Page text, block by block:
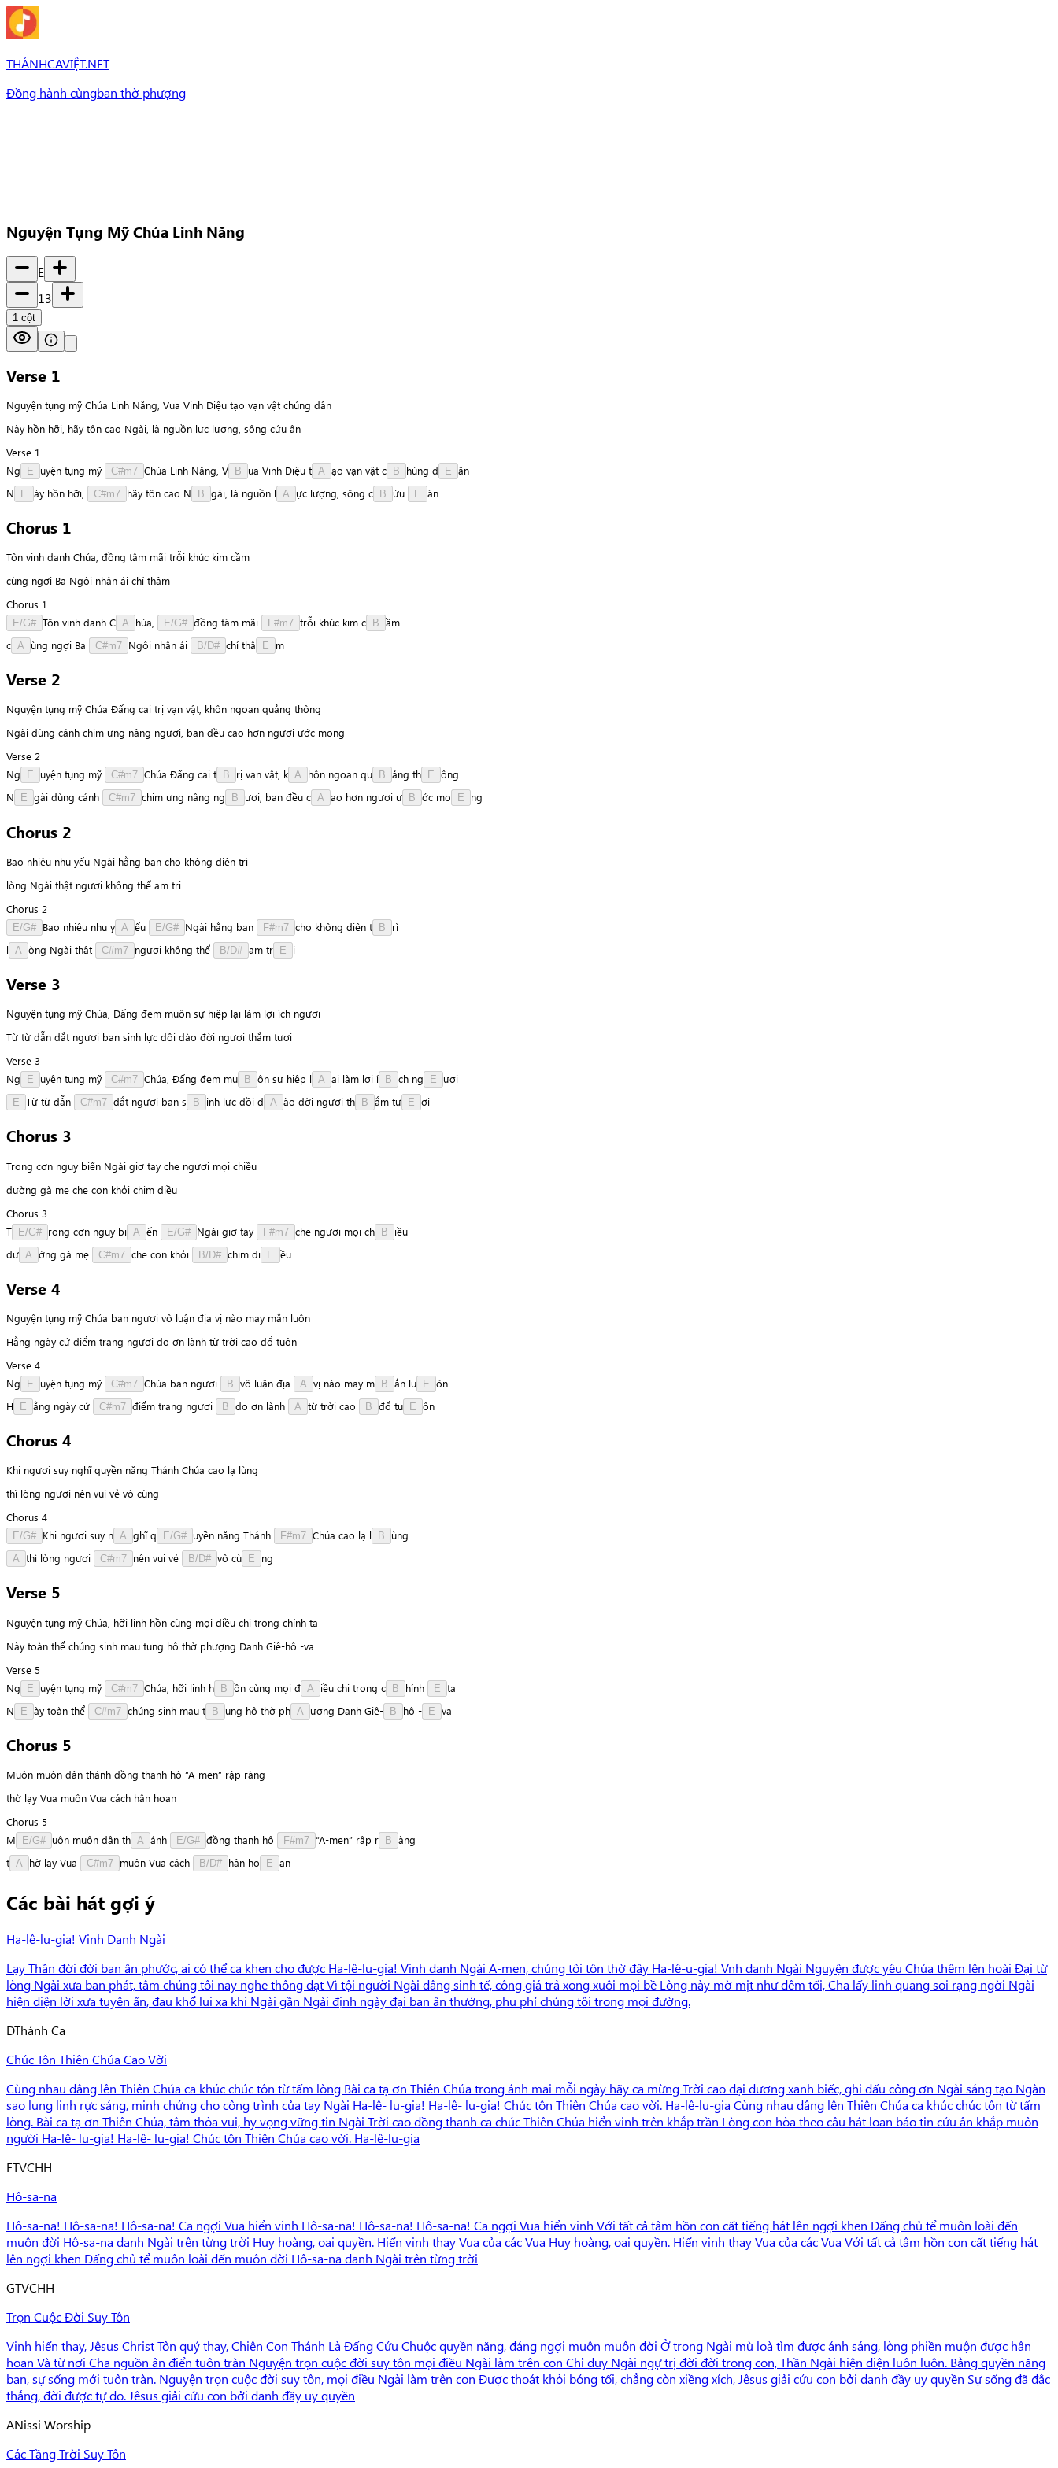
THÁNHCAVIỆT.NET
Đồng hành cùngban thờ phượng
Nguyện Tụng Mỹ Chúa Linh Năng
E
13
1 cột
Verse 1
Nguyện tụng mỹ Chúa Linh Năng, Vua Vinh Diệu tạo vạn vật chúng dân
Này hồn hỡi, hãy tôn cao Ngài, là nguồn lực lượng, sông cứu ân
Verse 1
Ng E uyện tụng mỹ C#m7 Chúa Linh Năng, V B ua Vinh Diệu t A ạo vạn vật c B húng d E ân
N
E ày hồn hỡi, C#m7 hãy tôn cao N B gài là nguồn l A ực lượng, sông c B ứu E ân
Chorus 1
Tôn vinh danh Chúa, đồng tâm mãi trỗi khúc kim cầm
cùng ngợi Ba Ngôi nhân ái chí thâm
Chorus 1
E/G# Tôn vinh danh C A húa E/G# đồng tâm mãi F#m7 trỗi khúc kim c B ầm
c A ùng ngợi Ba C#m7 Ngôi nhân ái B/D# chí thâ E m
Verse 2
Nguyện tụng mỹ Chúa Đấng cai trị vạn vật, khôn ngoan quảng thông
Ngài dùng cánh chim ưng nâng ngươi, ban đều cao hơn ngươi ước mong
Verse 2
Ng E uyện tụng mỹ C#m7 Chúa Đấng cai t B rị vạn vật, k A hôn ngoan qu B ảng th E ông
N
E gài dùng cánh C#m7 chim ưng nâng ng B ươi, ban đều c A ao hơn ngươi ư B ớc mo E ng
Chorus 2
Bao nhiêu nhu yếu Ngài hằng ban cho không diên trì
lòng Ngài thật ngươi không thể am tri
Chorus 2
E/G# Bao nhiêu nhu y A ếu E/G# Ngài hằng ban F#m7 cho không diên t B rì
l A òng Ngài thật C#m7 ngươi không thể B/D# am tr E i
Verse 3
Nguyện tụng mỹ Chúa, Đấng đem muôn sự hiệp lại làm lợi ích ngươi
Từ từ dẫn dắt ngươi ban sinh lực dồi dào đời ngươi thắm tươi
Verse 3
Ng E uyện tụng mỹ C#m7 Chúa Đấng đem mu B ôn sự hiệp l A ại làm lợi í B ch ng E ươi
E Từ từ dẫn C#m7 dắt ngươi ban s B inh lực dồi d A ào đời ngươi th B ắm tư E ơi
Chorus 3
Trong cơn nguy biến Ngài giơ tay che ngươi mọi chiều
dường gà mẹ che con khỏi chim diều
Chorus 3
T E/G# rong cơn nguy bi A ến E/G# Ngài giơ tay F#m7 che ngươi mọi ch B iều
dư A ờng gà mẹ C#m7 che con khỏi B/D# chim di E ều
Verse 4
Nguyện tụng mỹ Chúa ban ngươi vô luận địa vị nào may mắn luôn
Hằng ngày cứ điểm trang ngươi do ơn lành từ trời cao đổ tuôn
Verse 4
Ng E uyện tụng mỹ C#m7 Chúa ban ngươi B vô luận địa A vị nào may m B ắn lu E ôn
H
E ằng ngày cứ C#m7 điểm trang ngươi B do ơn lành A từ trời cao B đổ tu E ôn
Chorus 4
Khi ngươi suy nghĩ quyền năng Thánh Chúa cao lạ lùng
thì lòng ngươi nên vui vẻ vô cùng
Chorus 4
E/G# Khi ngươi suy n A ghĩ q E/G# uyền năng Thánh F#m7 Chúa cao lạ l B ùng
A thì lòng ngươi C#m7 nên vui vẻ B/D# vô cù E ng
Verse 5
Nguyện tụng mỹ Chúa, hỡi linh hồn cùng mọi điều chi trong chính ta
Này toàn thể chúng sinh mau tung hô thờ phượng Danh Giê-hô -va
Verse 5
Ng E uyện tụng mỹ C#m7 Chúa hỡi linh h B ồn cùng mọi đ A iều chi trong c B hính E ta
N
E ày toàn thể C#m7 chúng sinh mau t B ung hô thờ ph A ượng Danh Giê- B hô - E va
Chorus 5
Muôn muôn dân thánh đồng thanh hô “A-men” rập ràng
thờ lạy Vua muôn Vua cách hân hoan
Chorus 5
M
E/G# uôn muôn dân th A ánh E/G# đồng thanh hô F#m7 “A-men” rập r B àng
t A hờ lạy Vua C#m7 muôn Vua cách B/D# hân ho E an
Các bài hát gợi ý
Ha-lê-lu-gia! Vinh Danh Ngài
Lạy Thần đời đời ban ân phước, ai có thể ca khen cho được Ha-lê-lu-gia! Vinh danh Ngài A-men, chúng tôi tôn thờ đây Ha-lê-u-gia! Vnh danh Ngài Nguyện được yêu Chúa thêm lên hoài Đại từ
lòng Ngài xưa ban phát, tâm chúng tôi nay nghe thông đạt Vì tội người Ngài dâng sinh tế, công giá trả xong xuôi mọi bề Lòng này mờ mịt như đêm tối, Cha lấy linh quang soi rạng ngời Ngài
hiện diện lời xưa tuyên ấn, đau khổ lui xa khi Ngài gần Ngài định ngày đại ban ân thưởng, phu phỉ chúng tôi trong mọi đường.
DThánh Ca
Chúc Tôn Thiên Chúa Cao Vời
Cùng nhau dâng lên Thiên Chúa ca khúc chúc tôn từ tấm lòng Bài ca tạ ơn Thiên Chúa trong ánh mai mỗi ngày hãy ca mừng Trời cao đại dương xanh biếc, ghi dấu công ơn Ngài sáng tạo Ngàn
sao lung linh rực sáng, minh chứng cho công trình của tay Ngài Ha-lê- lu-gia! Ha-lê- lu-gia! Chúc tôn Thiên Chúa cao vời. Ha-lê-lu-gia Cùng nhau dâng lên Thiên Chúa ca khúc chúc tôn từ tấm
lòng. Bài ca tạ ơn Thiên Chúa, tâm thỏa vui, hy vọng vững tin Ngài Trời cao đồng thanh ca chúc Thiên Chúa hiển vinh trên khắp trần Lòng con hòa theo câu hát loan báo tin cứu ân khắp muôn
người Ha-lê- lu-gia! Ha-lê- lu-gia! Chúc tôn Thiên Chúa cao vời. Ha-lê-lu-gia
FTVCHH
Hô-sa-na
Hô-sa-na! Hô-sa-na! Hô-sa-na! Ca ngợi Vua hiển vinh Hô-sa-na! Hô-sa-na! Hô-sa-na! Ca ngợi Vua hiển vinh Với tất cả tâm hồn con cất tiếng hát lên ngợi khen Đấng chủ tể muôn loài đến
muôn đời Hô-sa-na danh Ngài trên từng trời Huy hoàng, oai quyền. Hiển vinh thay Vua của các Vua Huy hoàng, oai quyền. Hiển vinh thay Vua của các Vua Với tất cả tâm hồn con cất tiếng hát
lên ngợi khen Đấng chủ tể muôn loài đến muôn đời Hô-sa-na danh Ngài trên từng trời
GTVCHH
Trọn Cuộc Đời Suy Tôn
Vinh hiển thay, Jêsus Christ Tôn quý thay, Chiên Con Thánh Là Đấng Cứu Chuộc quyền năng, đáng ngợi muôn muôn đời Ở trong Ngài mù loà tìm được ánh sáng, lòng phiền muộn được hân
hoan Và từ nơi Cha nguồn ân điển tuôn tràn Nguyện trọn cuộc đời suy tôn mọi điều Ngài làm trên con Chỉ duy Ngài ngự trị đời đời trong con, Thần Ngài hiện diện luôn luôn. Bằng quyền năng
ban, sự sống mới tuôn tràn. Nguyện trọn cuộc đời suy tôn, mọi điều Ngài làm trên con Được thoát khỏi bóng tối, chẳng còn xiềng xích, Jêsus giải cứu con bởi danh đầy uy quyền Sự sống đã đắc
thắng, đời được tự do. Jêsus giải cứu con bởi danh đầy uy quyền
ANissi Worship
Các Tầng Trời Suy Tôn